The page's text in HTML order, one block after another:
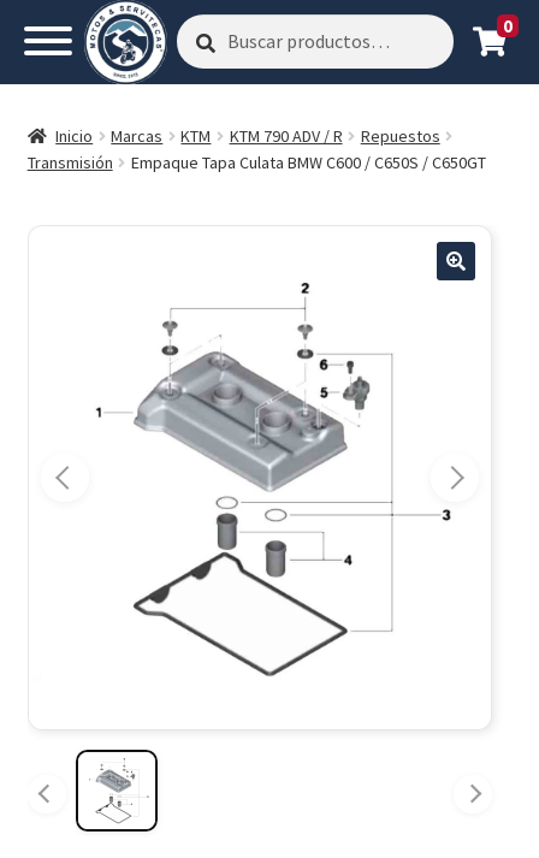
Buscar
por:
Buscar 0
Inicio Marcas KTM KTM 790 ADV / R
Repuestos
Transmisión
Empaque Tapa Culata BMW C600 / C650S / C650GT